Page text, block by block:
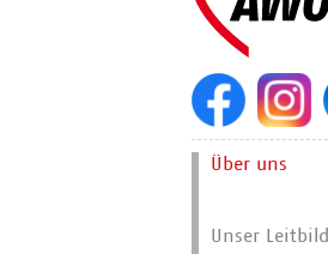
Navigation
Über uns
Unser Leitbild